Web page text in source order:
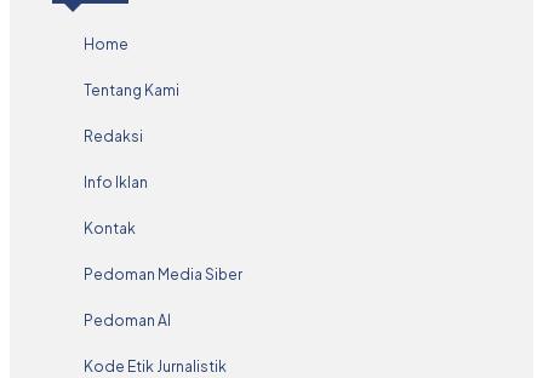
Home
Tentang Kami
Redaksi
Info Iklan
Kontak
Pedoman Media Siber
Pedoman AI
Kode Etik Jurnalistik